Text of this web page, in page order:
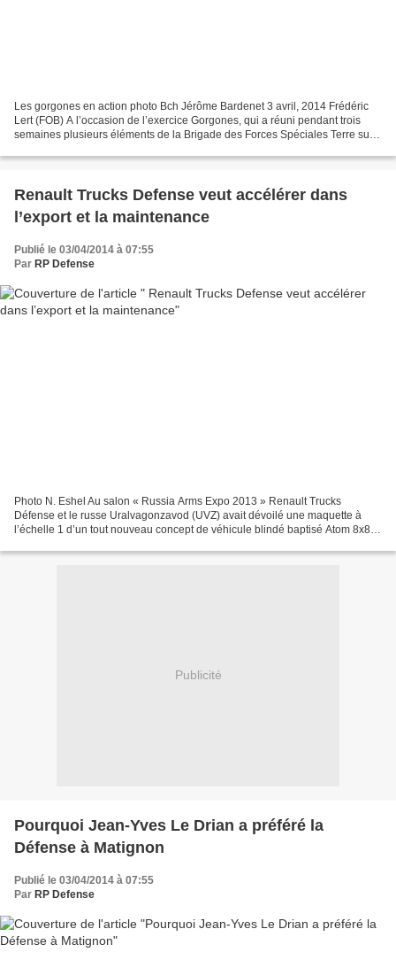
Les gorgones en action photo Bch Jérôme Bardenet 3 avril, 2014 Frédéric
Lert (FOB) A l’occasion de l’exercice Gorgones, qui a réuni pendant trois
semaines plusieurs éléments de la Brigade des Forces Spéciales Terre sur
Renault Trucks Defense veut accélérer dans
l’export et la maintenance
Publié le 03/04/2014 à 07:55
Par RP Defense
Photo N. Eshel Au salon « Russia Arms Expo 2013 » Renault Trucks
Défense et le russe Uralvagonzavod (UVZ) avait dévoilé une maquette à
l’échelle 1 d’un tout nouveau concept de véhicule blindé baptisé Atom 8x8 -
Publicité
Pourquoi Jean-Yves Le Drian a préféré la
Défense à Matignon
Publié le 03/04/2014 à 07:55
Par RP Defense